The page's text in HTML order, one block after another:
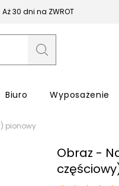
Aż 30 dni na ZWROT
Biuro Wyposażenie
pionowy
Obraz -